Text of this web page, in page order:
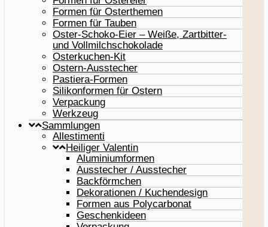
Formen für Osterthemen
Formen für Tauben
Oster-Schoko-Eier – Weiße, Zartbitter-
und Vollmilchschokolade
Osterkuchen-Kit
Ostern-Ausstecher
Pastiera-Formen
Silikonformen für Ostern
Verpackung
Werkzeug
Sammlungen
Allestimenti
Heiliger Valentin
Aluminiumformen
Ausstecher / Ausstecher
Backförmchen
Dekorationen / Kuchendesign
Formen aus Polycarbonat
Geschenkideen